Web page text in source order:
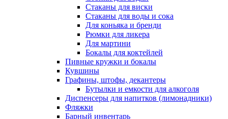
Стаканы для виски
Стаканы для воды и сока
Для коньяка и бренди
Рюмки для ликера
Для мартини
Бокалы для коктейлей
Пивные кружки и бокалы
Кувшины
Графины, штофы, декантеры
Бутылки и емкости для алкоголя
Диспенсеры для напитков (лимонадники)
Фляжки
Барный инвентарь